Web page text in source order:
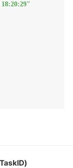
18:20:29"